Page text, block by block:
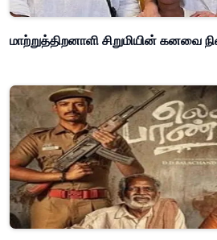
மாற்றுத்திறனாளி சிறுமியின் கனவை